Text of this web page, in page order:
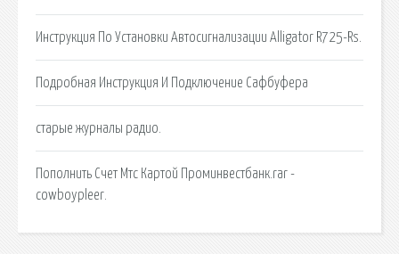
Инструкция По Установки Автосигнализации Alligator R725-Rs.
Подробная Инструкция И Подключение Сафбуфера
старые журналы радио.
Пополнить Счет Мтс Картой Проминвестбанк.rar -
cowboypleer.